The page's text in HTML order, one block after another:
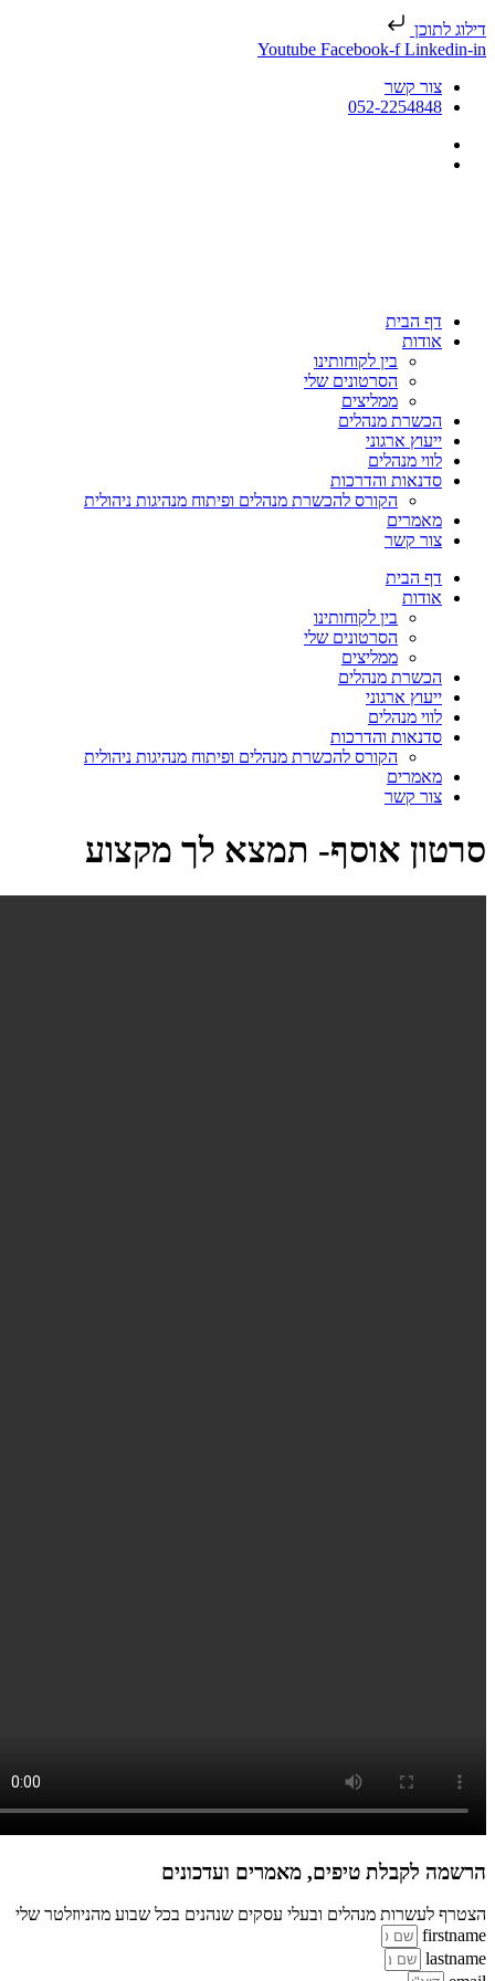
לתוכן
Youtube Facebook-f
צור קשר
052-2254848
דף הבית
אודות
בין לקוחותינו
הסרטונים שלי
ממליצים
הכשרת מנהלים
ייעוץ ארגוני
לווי מנהלים
סדנאות והדרכות
הקורס להכשרת מנהלים ופיתוח מנהיגות ניהולית
מאמרים
צור קשר
דף הבית
אודות
בין לקוחותינו
הסרטונים שלי
ממליצים
הכשרת מנהלים
ייעוץ ארגוני
לווי מנהלים
סדנאות והדרכות
הקורס להכשרת מנהלים ופיתוח מנהיגות ניהולית
מאמרים
צור קשר
אוסף- תמצא לך מקצוע
לקבלת טיפים, מאמרים ועדכונים
לעשרות מנהלים ובעלי עסקים שנהנים בכל שבוע מהניוזלטר שלי